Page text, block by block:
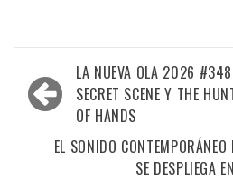
Navegación
de
entradas
LA NUEVA OLA 2026
SECRET SCENE Y THE
OF HANDS
EL SONIDO
SE DESPLIEGA